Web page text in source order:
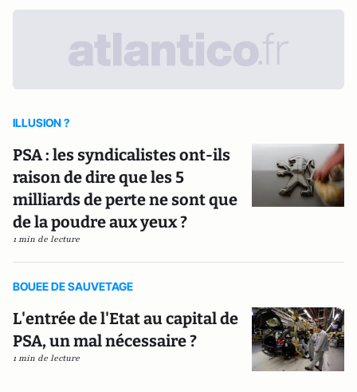
ILLUSION ?
PSA : les syndicalistes ont-ils
raison de dire que les 5
milliards de perte ne sont que
de la poudre aux yeux ?
1 min de lecture
BOUEE DE SAUVETAGE
L'entrée de l'Etat au capital de
PSA, un mal nécessaire ?
1 min de lecture